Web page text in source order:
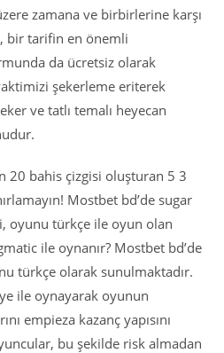
zamana ve birbirlerine karşı
bir tarifin en önemli
da ücretsiz olarak
şekerleme eriterek
ve tatlı temalı heyecan
20 bahis çizgisi oluşturan 5 3
Mostbet bd’de sugar
oyunu türkçe ile oyun olan
ile oynanır? Mostbet bd’de
türkçe olarak sunulmaktadır.
ile oynayarak oyunun
empieza kazanç yapısını
bu şekilde risk almadan